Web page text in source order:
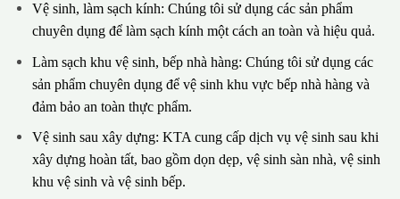
Vệ sinh, làm sạch kính: Chúng tôi sử dụng các sản phẩm
chuyên dụng để làm sạch kính một cách an toàn và hiệu quả.
Làm sạch khu vệ sinh, bếp nhà hàng: Chúng tôi sử dụng các
sản phẩm chuyên dụng để vệ sinh khu vực bếp nhà hàng và
đảm bảo an toàn thực phẩm.
Vệ sinh sau xây dựng: KTA cung cấp dịch vụ vệ sinh sau khi
xây dựng hoàn tất, bao gồm dọn dẹp, vệ sinh sàn nhà, vệ sinh
khu vệ sinh và vệ sinh bếp.